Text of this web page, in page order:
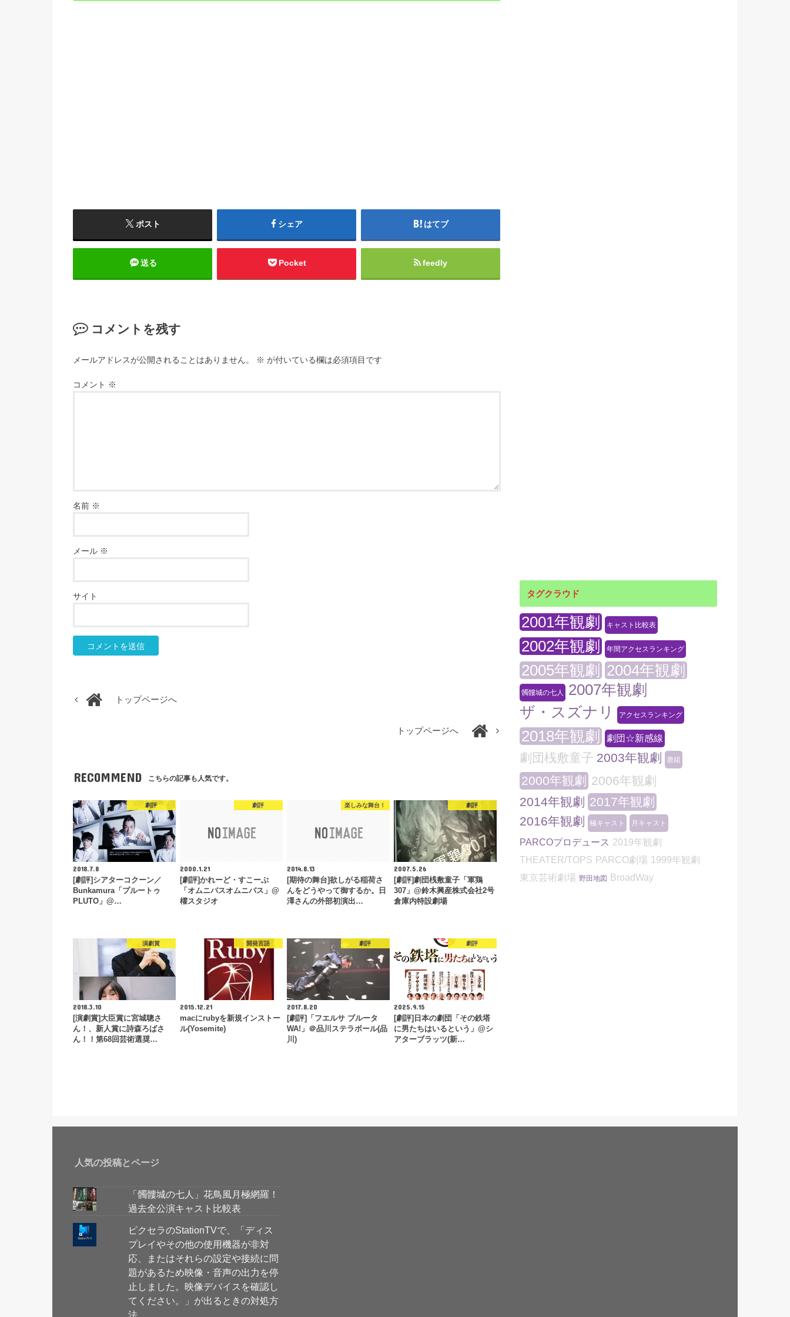
ポスト シェア はてブ
送る Pocket feedly
コメントを残す
メールアドレスが公開されることはありません。 ※ が付いている欄は必須項目です
コメント ※
名前 ※
メール ※
サイト
トップページへ
トップページへ
RECOMMEND こちらの記事も人気です。
劇評
2018.7.8
[劇評]シアターコクーン／
Bunkamura「プルートゥ
PLUTO」@…
劇評
2000.1.21
[劇評]かれーど・すこーぷ
「オムニバスオムニバス」@
櫂スタジオ
楽しみな舞台！
2014.8.13
[期待の舞台]欲しがる稲荷さ
んをどうやって御するか。日
澤さんの外部初演出…
劇評
2007.5.26
[劇評]劇団桟敷童子「軍鶏
307」@鈴木興産株式会社2号
倉庫内特設劇場
演劇賞
2018.3.10
[演劇賞]大臣賞に宮城聰さ
ん！、新人賞に詩森ろばさ
ん！！第68回芸術選奨…
開発言語
2015.12.21
macにrubyを新規インストー
ル(Yosemite)
劇評
2017.8.20
[劇評]「フエルサ ブルータ
WA!」＠品川ステラボール(品
川)
劇評
2025.9.15
[劇評]日本の劇団「その鉄塔
に男たちはいるという」@シ
アターブラッツ(新…
タグクラウド
2001年観劇 キャスト比較表
2002年観劇 年間アクセスランキング
2005年観劇 2004年観劇
髑髏城の七人
2007年観劇
ザ・スズナリ
アクセスランキング
2018年観劇 劇団☆新感線
劇団桟敷童子 2003年観劇 唐組
2000年観劇
2006年観劇
2014年観劇 2017年観劇
2016年観劇
極キャスト 月キャスト
PARCOプロデュース 2019年観劇
THEATER/TOPS PARCO劇場 1999年観劇
東京芸術劇場 野田地図 BroadWay
人気の投稿とページ
「髑髏城の七人」花鳥風月極網羅！
過去全公演キャスト比較表
ピクセラのStationTVで、「ディス
プレイやその他の使用機器が非対
応、またはそれらの設定や接続に問
題があるため映像・音声の出力を停
止しました。映像デバイスを確認し
てください。」が出るときの対処方